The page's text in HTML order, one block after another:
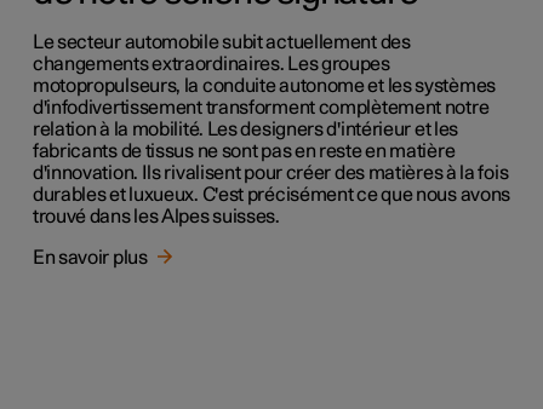
Le secteur automobile subit actuellement des
changements extraordinaires. Les groupes
motopropulseurs, la conduite autonome et les systèmes
d'infodivertissement transforment complètement notre
relation à la mobilité. Les designers d'intérieur et les
fabricants de tissus ne sont pas en reste en matière
d'innovation. Ils rivalisent pour créer des matières à la fois
durables et luxueux. C'est précisément ce que nous avons
trouvé dans les Alpes suisses.
En savoir plus